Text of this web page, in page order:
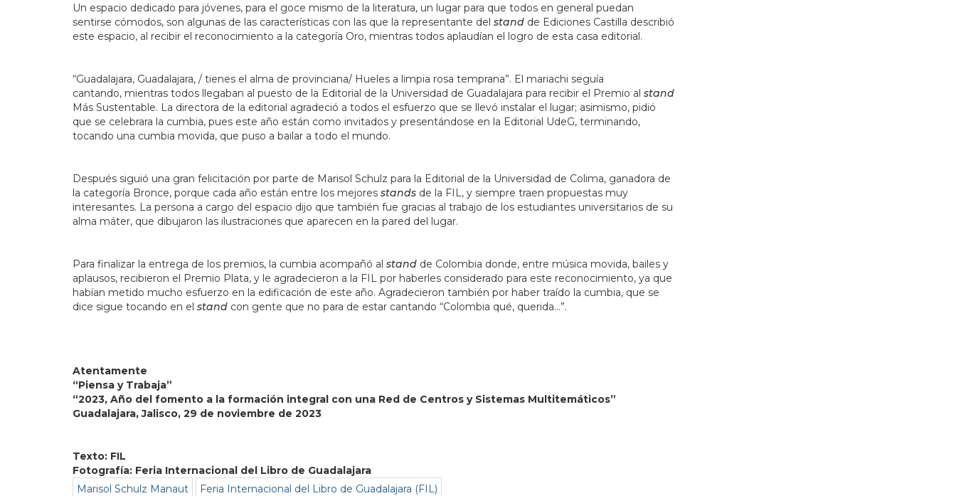
Un espacio dedicado para jóvenes, para el goce mismo de la literatura, un lugar para que todos en general puedan
sentirse cómodos, son algunas de las características con las que la representante del stand de Ediciones Castilla describió
este espacio, al recibir el reconocimiento a la categoría Oro, mientras todos aplaudían el logro de esta casa editorial.
“Guadalajara, Guadalajara, / tienes el alma de provinciana/ Hueles a limpia rosa temprana”. El mariachi seguía
cantando, mientras todos llegaban al puesto de la Editorial de la Universidad de Guadalajara para recibir el Premio al stand
Más Sustentable. La directora de la editorial agradeció a todos el esfuerzo que se llevó instalar el lugar; asimismo, pidió
que se celebrara la cumbia, pues este año están como invitados y presentándose en la Editorial UdeG, terminando,
tocando una cumbia movida, que puso a bailar a todo el mundo.
Después siguió una gran felicitación por parte de Marisol Schulz para la Editorial de la Universidad de Colima, ganadora de
la categoría Bronce, porque cada año están entre los mejores stands de la FIL, y siempre traen propuestas muy
interesantes. La persona a cargo del espacio dijo que también fue gracias al trabajo de los estudiantes universitarios de su
alma máter, que dibujaron las ilustraciones que aparecen en la pared del lugar.
Para finalizar la entrega de los premios, la cumbia acompañó al stand de Colombia donde, entre música movida, bailes y
aplausos, recibieron el Premio Plata, y le agradecieron a la FIL por haberles considerado para este reconocimiento, ya que
habían metido mucho esfuerzo en la edificación de este año. Agradecieron también por haber traído la cumbia, que se
dice sigue tocando en el stand con gente que no para de estar cantando “Colombia qué, querida…”.
Atentamente
“Piensa y Trabaja”
“2023, Año del fomento a la formación integral con una Red de Centros y Sistemas Multitemáticos”
Guadalajara, Jalisco, 29 de noviembre de 2023
Texto: FIL
Fotografía: Feria Internacional del Libro de Guadalajara
Marisol Schulz Manaut
Feria Internacional del Libro de Guadalajara (FIL)